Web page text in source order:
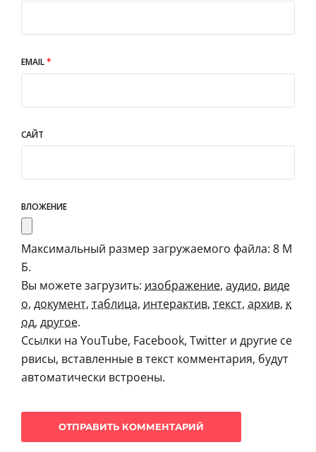
EMAIL*
САЙТ
ВЛОЖЕНИЕ
Максимальный размер загружаемого файла: 8 М
Б.
Вы можете загрузить: изображение, аудио, виде
о, документ, таблица, интерактив, текст, архив, к
од, другое.
Ссылки на YouTube, Facebook, Twitter и другие се
рвисы, вставленные в текст комментария, будут
автоматически встроены.